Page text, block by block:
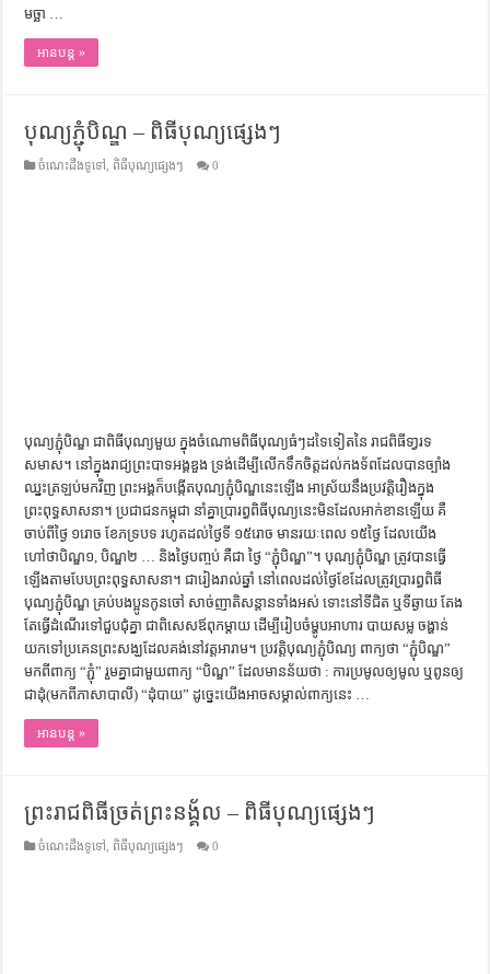
មច្ឆា …
អានបន្ត »
បុណ្យភ្ជុំបិណ្ឌ – ពិធីបុណ្យផ្សេងៗ
ចំណេះដឹងទូទៅ ពិធីបុណ្យផ្សេងៗ 0
បុណ្យភ្ជុំបិណ្ឌ​ ជាពិធីបុណ្យមួយ ក្នុងចំណោមពិធីបុណ្យធំៗដទៃទៀតនៃ រាជពិធីទា្វរទ
សមាស។ នៅក្នុងរាជ្យព្រះបាទអង្គឌួង ទ្រង់ដើម្បីលើកទឹកចិត្តដល់​កងទ័ពដែល​បាន​ច្បាំង​
ឈ្នះ​ត្រឡប់​មកវិញ ព្រះអង្គ​ក៏​បង្កើត​បុណ្យ​ភ្ជុំបិណ្ឌ​នេះ​ឡើង អាស្រ័យនឹងប្រវត្តិរឿង​ក្នុង
ព្រះពុទ្ធសាសនា​។ ប្រជាជនកម្ពុជា នាំគ្នាប្រារព្ធពិធីបុណ្យនេះ​​មិនដែល​អាក់ខាន​ឡើយ គឺ
ចាប់ពីថៃ្ង ១រោច ខែភទ្របទ រហូតដល់ថៃ្ងទី ១៥រោច មាន​រយៈ​ពេល ១៥ថៃ្ង ដែលយើង
ហៅថាបិណ្ឌ១, បិណ្ឌ២ … និងថៃ្ងបញ្ចប់ គឺជា ថៃ្ង “ភ្ជុំបិណ្ឌ”។ បុណ្យ​ភ្ជុំបិណ្ឌ ត្រូវបានធ្វើ
ឡើងតាមបែប​ព្រះពុទ្ធសាសនា។​ ជា​រៀងរាល់​ឆ្នាំ​ នៅ​ពេល​ដល់​ថ្ងៃ​ខែ​ដែល​ត្រូវ​ប្រារព្ធ​ពិធី​
បុណ្យ​ភ្ជុំបិណ្ឌ​ គ្រប់​បងប្អូន​កូន​ចៅ​ សាច់​ញាតិ​សន្ដាន​ទាំងអស់​ ទោះ​នៅ​ទី​ជិត​ ឬ​ទី​ឆ្ងាយ​ តែង​
តែ​ធ្វើ​ដំណើរ​ទៅ​ជួប​ជុំ​គ្នា​ ជា​ពិសេស​ឪពុក​ម្ដាយ​ ដើម្បី​រៀបចំ​ម្ហូប​អាហារ​ បាយ​សម្ល​ ចង្ហាន់​
យក​ទៅ​ប្រគេន​ព្រះសង្ឃ​ដែល​គង់​នៅ​វត្ត​អារាម។​ ប្រវត្តិ​បុណ្យ​ភ្ជុំបិណ្យ ពាក្យថា “ភ្ជុំបិណ្ឌ”
មកពីពាក្យ “ភ្ជុំ” រួមគ្នាជាមួយពាក្យ “បិណ្ឌ” ដែលមានន័យថា : ការ​ប្រមូល​ឲ្យ​មូល ឬ​ពូន​ឲ្យ​
ជា​ដុំ(មកពីភាសាបាលី) “ដុំបាយ” ដូចេ្នះ​យើង​អាច​សម្គាល់​ពាក្យ​នេះ …
អានបន្ត »
ព្រះរាជពិធីច្រត់ព្រះនង្គ័ល – ពិធីបុណ្យផ្សេងៗ
ចំណេះដឹងទូទៅ ពិធីបុណ្យផ្សេងៗ 0